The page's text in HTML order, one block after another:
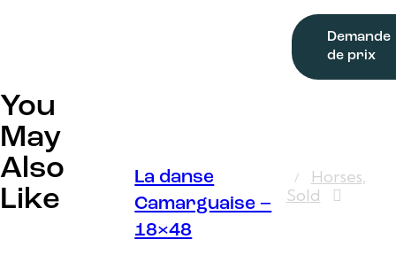
Demande
de prix
You
May
Also
Like
Horses,
Sold
La danse
Camarguaise –
18×48